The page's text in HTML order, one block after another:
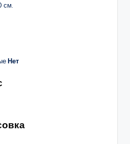
см.
Нет